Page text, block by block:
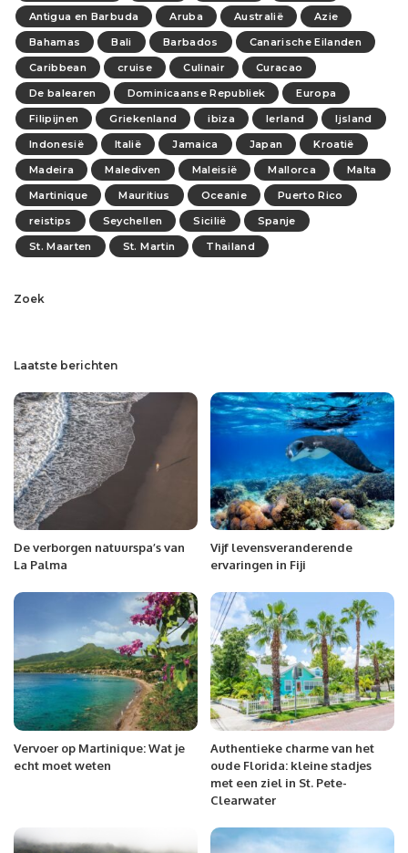
Antigua en Barbuda
Aruba Australië
Azie
Bahamas
Bali Barbados
Canarische Eilanden
Caribbean
cruise Culinair
Curacao
De balearen
Dominicaanse Republiek
Europa
Filipijnen
Griekenland ibiza Ierland
Ijsland
Indonesië
Italië Jamaica Japan
Kroatië
Madeira
Malediven Maleisië Mallorca
Malta
Martinique
Mauritius Oceanie
Puerto Rico
reistips
Seychellen Sicilië
Spanje
St. Maarten
St. Martin Thailand
Zoek
Laatste berichten
De verborgen natuurspa’s van
La Palma
Vijf levensveranderende
ervaringen in Fiji
Vervoer op Martinique: Wat je
echt moet weten
Authentieke charme van het
oude Florida: kleine stadjes
met een ziel in St. Pete-
Clearwater